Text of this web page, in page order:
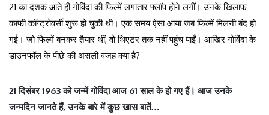
21 का दशक आते ही गोविंदा की फिल्में लगातार फ्लॉप होने लगीं। उनके खिलाफ
काफी कॉन्ट्रोवर्सी शुरू हो चुकी थी। एक समय ऐसा आया जब फिल्में मिलनी बंद हो
गई। जो फिल्में बनकर तैयार थीं, वो थिएटर तक नहीं पहुंच पाईं। आखिर गोविंदा के
डाउनफॉल के पीछे की असली वजह क्या है?
21 दिसंबर 1963 को जन्में गोविंदा आज 61 साल के हो गए हैं। आज उनके
जन्मदिन जानते हैं, उनके बारे में कुछ खास बातें…